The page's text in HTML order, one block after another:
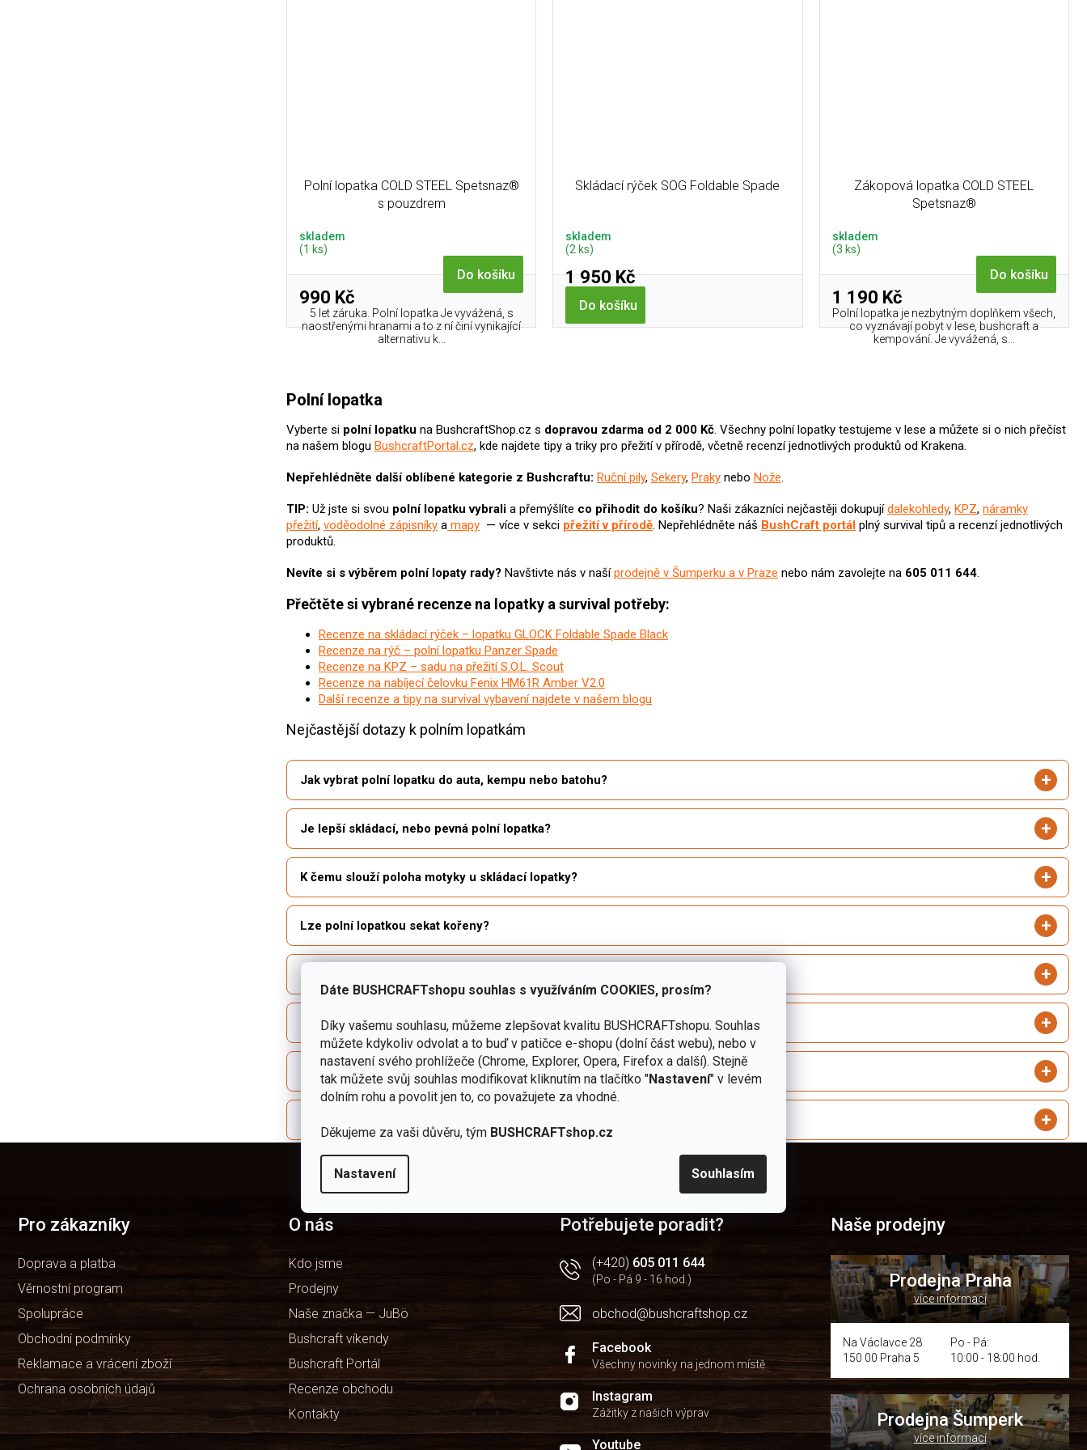
Dáte BUSHCRAFTshopu souhlas s využíváním COOKIES, prosím?
Díky vašemu souhlasu, můžeme zlepšovat kvalitu BUSHCRAFTshopu. Souhlas
můžete kdykoliv odvolat a to buď v patičce e-shopu (dolní část webu), nebo v
nastavení svého prohlížeče (Chrome, Explorer, Opera, Firefox a další). Stejně
tak můžete svůj souhlas modifikovat kliknutím na tlačítko "Nastavení" v levém
dolním rohu a povolit jen to, co považujete za vhodné.
Děkujeme za vaši důvěru, tým BUSHCRAFTshop.cz
Nastavení Souhlasím
Polní lopatka COLD STEEL Spetsnaz®
s pouzdrem
skladem
(1 ks)
990 Kč
Do košíku
5 let záruka. Polní lopatka Je vyvážená, s
naostřenými hranami a to z ní činí vynikající
alternativu k...
Skládací rýček SOG Foldable Spade
skladem
(2 ks)
1 950 Kč
Do košíku
Zákopová lopatka COLD STEEL
Spetsnaz®
skladem
(3 ks)
1 190 Kč
Do košíku
Polní lopatka je nezbytným doplňkem všech,
co vyznávají pobyt v lese, bushcraft a
kempování. Je vyvážená, s...
d
a
í
r
v
v
Polní lopatka
Vyberte si polní lopatku na BushcraftShop.cz s dopravou zdarma od 2 000 Kč. Všechny polní lopatky testujeme v lese a můžete si o nich přečíst
na našem blogu BushcraftPortal.cz, kde najdete tipy a triky pro přežití v přírodě, včetně recenzí jednotlivých produktů od Krakena.
Nepřehlédněte další oblíbené kategorie z Bushcraftu: Ruční pily, Sekery, Praky nebo Nože.
TIP: Už jste si svou polní lopatku vybrali a přemýšlíte co přihodit do košíku? Naši zákazníci nejčastěji dokupujídalekohledy, KPZ, náramky
přežití, voděodolné zápisníky a mapy — více v sekci přežití v přírodě. Nepřehlédněte náš BushCraft portál plný survival tipů a recenzí jednotlivých
produktů.
Nevíte si s výběrem polní lopaty rady? Navštivte nás v našíprodejně v Šumperku a v Praze nebo nám zavolejte na 605 011 644.
Přečtěte si vybrané recenze na lopatky a survival potřeby:
Recenze na skládací rýček – lopatku GLOCK Foldable Spade Black
Recenze na rýč – polní lopatku Panzer Spade
Recenze na KPZ – sadu na přežití S.O.L. Scout
Recenze na nabíjecí čelovku Fenix HM61R Amber V2.0
Další recenze a tipy na survival vybavení najdete v našem blogu
Nejčastější dotazy k polním lopatkám
Jak vybrat polní lopatku do auta, kempu nebo batohu?
Je lepší skládací, nebo pevná polní lopatka?
K čemu slouží poloha motyky u skládací lopatky?
Lze polní lopatkou sekat kořeny?
Jak zabránit povolení kloubu skládací lopatky?
Jak polní lopatku čistit a chránit před korozí?
Pro zákazníky
Doprava a platba
Věrnostní program
Spolupráce
Obchodní podmínky
Reklamace a vrácení zboží
Ochrana osobních údajů
O nás
Kdo jsme
Prodejny
Naše značka — JuBö
Bushcraft víkendy
Bushcraft Portál
Recenze obchodu
Kontakty
Potřebujete poradit?
(+420) 605 011 644
(Po - Pá 9 - 16 hod.)
obchod@bushcraftshop.cz
Facebook
Všechny novinky na jednom místě
Instagram
Zážitky z našich výprav
Youtube
Naše prodejny
Prodejna Praha
více informací
Na Václavce 28
150 00 Praha 5
Po - Pá:
10:00 - 18:00 hod.
Prodejna Šumperk
více informací